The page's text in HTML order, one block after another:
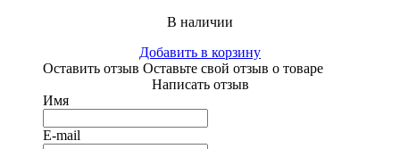
В наличии
Добавить в корзину
Оставить отзыв Оставьте свой отзыв о товаре
Написать отзыв
Имя
E-mail